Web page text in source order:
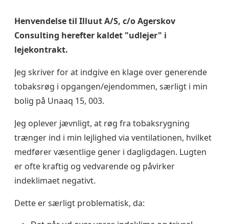
Henvendelse til Illuut A/S, c/o Agerskov
Consulting herefter kaldet "udlejer" i
lejekontrakt.
Jeg skriver for at indgive en klage over generende
tobaksrøg i opgangen/ejendommen, særligt i min
bolig på Unaaq 15, 003.
Jeg oplever jævnligt, at røg fra tobaksrygning
trænger ind i min lejlighed via ventilationen, hvilket
medfører væsentlige gener i dagligdagen. Lugten
er ofte kraftig og vedvarende og påvirker
indeklimaet negativt.
Dette er særligt problematisk, da: